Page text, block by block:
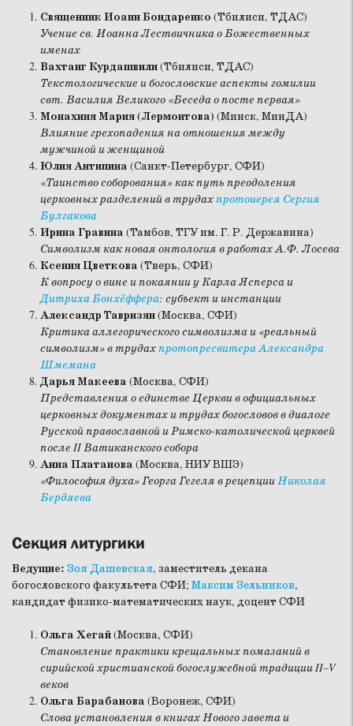
Священник Иоанн Бондаренко (Тбилиси, ТДАС)
Учение св. Иоанна Лествичника о Божественных
именах
Вахтанг Курдашвили(Тбилиси, ТДАС)
Текстологические и богословские аспекты гомилии
свт. Василия Великого «Беседа о посте первая»
Монахиня Мария (Лермонтова) (Минск, МинДА)
Влияние грехопадения на отношения между
мужчиной и женщиной
Юлия Антипина (Санкт-Петербург, СФИ)
«Таинство соборования» как путь преодоления
церковных разделений в трудахпротоиерея Сергия
Булгакова
Ирина Гравина (Тамбов, ТГУ им. Г. Р. Державина)
Символизм как новая онтология в работах А.Ф. Лосева
Ксения Цветкова (Тверь, СФИ)
К вопросу о вине и покаянии у Карла Ясперса и
Дитриха Бонхёффера: субъект и инстанции
Александр Тавризян(Москва, СФИ)
Критика аллегорического символизма и «реальный
символизм» в трудахпротопресвитера Александра
Шмемана
Дарья Макеева (Москва, СФИ)
Представления о единстве Церкви в официальных
церковных документах и трудах богословов в диалоге
Русской православной и Римско-католической церквей
после II Ватиканского собора
Анна Платанова (Москва, НИУ ВШЭ)
«Философия духа» Георга Гегеля в рецепцииНиколая
Бердяева
Секция литургики
Ведущие: Зоя Дашевская, заместитель декана
богословского факультета СФИ; Максим Зельников,
кандидат физико-математических наук, доцент СФИ
Ольга Хегай(Москва, СФИ)
Становление практики крещальных помазаний в
сирийской христианской богослужебной традиции II–V
веков
Ольга Барабанова (Воронеж, СФИ)
Слова установления в книгах Нового завета и